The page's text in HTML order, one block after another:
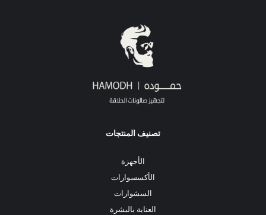
تصنيف المنتجات
الأجهزة
الأكسسوارات
السشوارات
العناية بالبشرة